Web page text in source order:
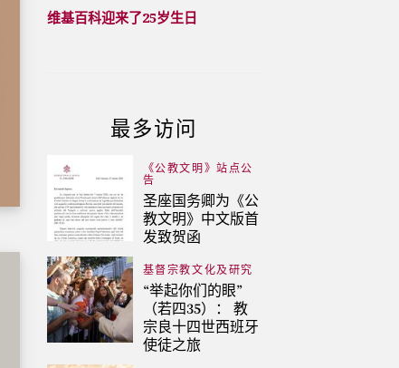
维基百科迎来了25岁生日
最多访问
《公教文明》站点公
告
圣座国务卿为《公
教文明》中文版首
发致贺函
基督宗教文化及研究
“举起你们的眼”
（若四35）： 教
宗良十四世西班牙
使徒之旅